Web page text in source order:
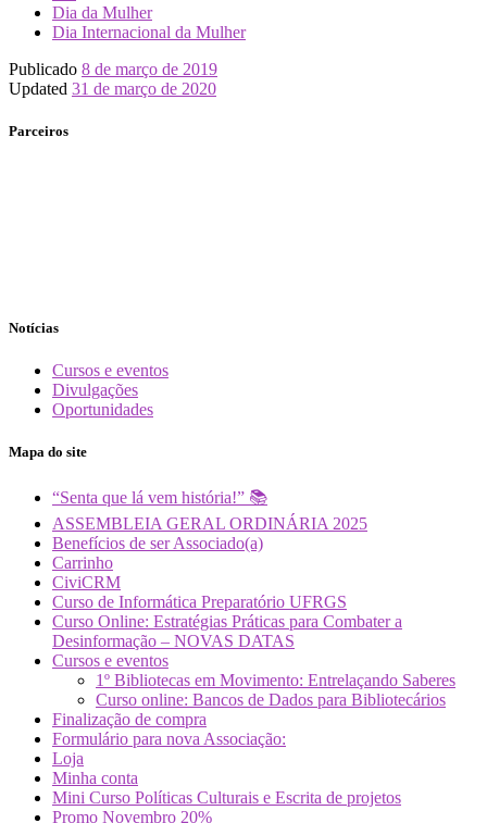
Dia da Mulher
Dia Internacional da Mulher
Publicado 8 de março de 2019
Updated 31 de março de 2020
Parceiros
Notícias
Cursos e eventos
Divulgações
Oportunidades
Mapa do site
“Senta que lá vem história!” 📚
ASSEMBLEIA GERAL ORDINÁRIA 2025
Benefícios de ser Associado(a)
Carrinho
CiviCRM
Curso de Informática Preparatório UFRGS
Curso Online: Estratégias Práticas para Combater a
Desinformação – NOVAS DATAS
Cursos e eventos
1º Bibliotecas em Movimento: Entrelaçando Saberes
Curso online: Bancos de Dados para Bibliotecários
Finalização de compra
Formulário para nova Associação:
Loja
Minha conta
Mini Curso Políticas Culturais e Escrita de projetos
Promo Novembro 20%